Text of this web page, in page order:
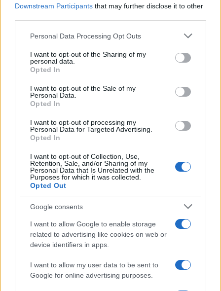
Downstream Participants that may further disclose it to other
Please note that this website/app uses one or more Google
not limited to your visit or usage behaviour. You may click to
grant or deny consent to Google and its third-party tags to
use your data for below specified purposes in below Google
consent section.
Personal Data Processing Opt Outs
I want to opt-out of the Sharing of my
personal data.
Opted In
I want to opt-out of the Sale of my
Personal Data.
Opted In
I want to opt-out of processing my
Personal Data for Targeted Advertising.
Opted In
I want to opt-out of Collection, Use,
Retention, Sale, and/or Sharing of my
Personal Data that Is Unrelated with the
Purposes for which it was collected.
Opted Out
Google consents
I want to allow Google to enable storage
related to advertising like cookies on web or
device identifiers in apps.
I want to allow my user data to be sent to
Google for online advertising purposes.
AUTORE